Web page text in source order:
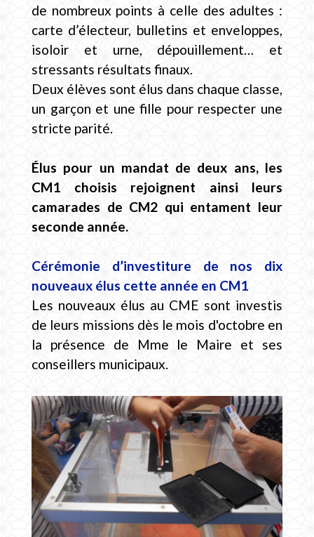
de nombreux points à celle des adultes :
carte d’électeur, bulletins et enveloppes,
isoloir et urne, dépouillement… et
stressants résultats finaux.
Deux élèves sont élus dans chaque classe,
un garçon et une fille pour respecter une
stricte parité.
Élus pour un mandat de deux ans, les
CM1 choisis rejoignent ainsi leurs
camarades de CM2 qui entament leur
seconde année.
Cérémonie d’investiture de nos dix
nouveaux élus cette année en CM1
Les nouveaux élus au CME sont investis
de leurs missions dès le mois d'octobre en
la présence de Mme le Maire et ses
conseillers municipaux.